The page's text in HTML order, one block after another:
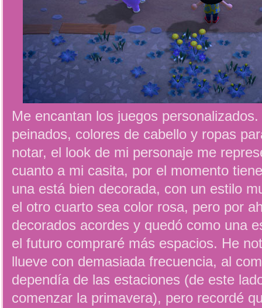
Me encantan los juegos
peinados, colores de cabello y ropas
notar, el look de mi personaje me
cuanto a mi casita, por el momento
una está bien decorada, con un estilo
el otro cuarto sea color rosa, pero por
decorados acordes y quedó como una
el futuro compraré más espacios. He
llueve con demasiada frecuencia, al
dependía de las estaciones (de este
comenzar la primavera), pero recordé